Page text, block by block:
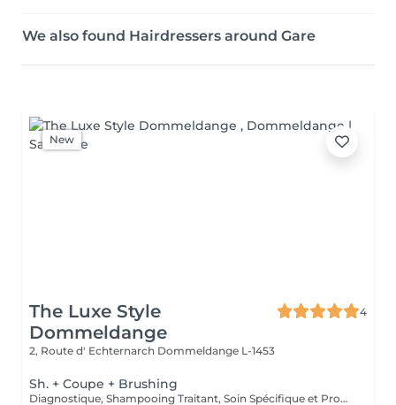
We also found Hairdressers around Gare
New
The Luxe Style
Dommeldange
4
2, Route d' Echternarch Dommeldange L-1453
Sh. + Coupe + Brushing
Diagnostique, Shampooing Traitant, Soin Spécifique et Produits Coiffants inclus